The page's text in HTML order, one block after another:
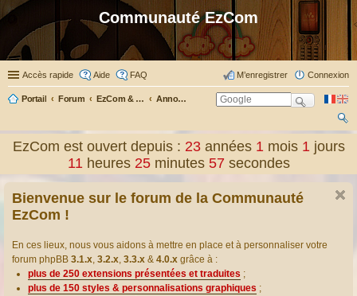
Communauté EzCom
Accès rapide Aide FAQ Connexion
M’enregistrer
Portail Forum EzCom & ses membres Annonces & informations
er
EzCom est ouvert depuis : 23 années1 mois1 jours
11 heures25 minutes58 secondes
Bienvenue sur le forum de la Communauté
EzCom !
En ces lieux, nous vous aidons à mettre en place et à personnaliser votre
forum phpBB 3.1.x, 3.2.x, 3.3.x & 4.0.x grâce à :
plus de 250 extensions présentées et traduites ;
plus de 150 styles & personnalisations graphiques ;